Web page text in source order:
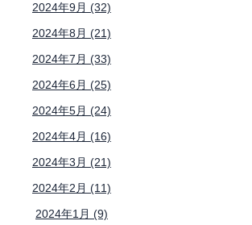
2024年9月 (32)
2024年8月 (21)
2024年7月 (33)
2024年6月 (25)
2024年5月 (24)
2024年4月 (16)
2024年3月 (21)
2024年2月 (11)
2024年1月 (9)